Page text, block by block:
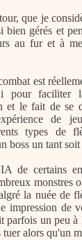
que je
bien gérés et
au fur et à
est
pour
et le fait de se
de
types de
boss un tant
de certains
monstres
la nuée de
impression de
parfois un peu
alors qu'un